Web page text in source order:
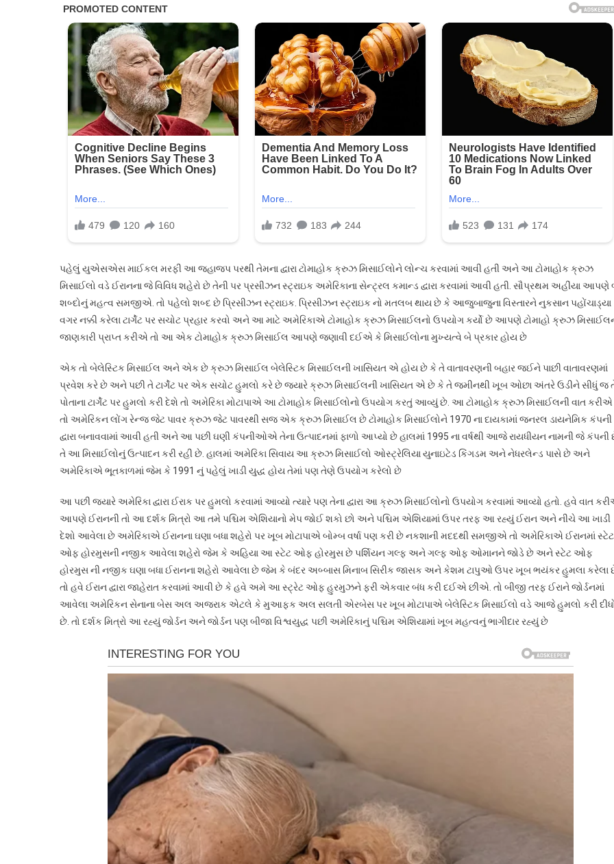
પહેલું યુએસએસ માઈકલ મરફી આ જહાજપ પરથી તેમના દ્વારા ટોમાહોક ક્રુઝ મિસાઈલોને લોન્ચ કરવામાં આવી હતી અને આ ટોમાહોક ક્રુઝ
મિસાઈલો વડે ઈરાનના જે વિવિધ શહેરો છે તેની પર પ્રસીઝન સ્ટ્રાઇક અમેરિકાના સેન્ટ્રલ કમાન્ડ દ્વારા કરવામાં આવી હતી. સૌપ્રથમ અહીંયા આપણે
શબ્દોનું મહત્વ સમજીએ. તો પહેલો શબ્દ છે પ્રિસીઝન સ્ટ્રાઇક. પ્રિસીઝન સ્ટ્રાઇક નો મતલબ થાય છે કે આજુબાજુના વિસ્તારને નુકસાન પહોંચાડ્યા
વગર નક્કી કરેલા ટાર્ગેટ પર સચોટ પ્રહાર કરવો અને આ માટે અમેરિકાએ ટોમાહોક ક્રુઝ મિસાઈલનો ઉપયોગ કર્યો છે આપણે ટોમાહો ક્રુઝ
જાણકારી પ્રાપ્ત કરીએ તો આ એક ટોમાહોક ક્રુઝ મિસાઈલ આપણે જણાવી દઈએ કે મિસાઈલોના મુખ્યત્વે બે પ્રકાર હોય છે
એક તો બેલેસ્ટિક મિસાઈલ અને એક છે ક્રુઝ મિસાઈલ બેલેસ્ટિક મિસાઈલની ખાસિયત એ હોય છે કે તે વાતાવરણની બહાર જઈને પાછી વાતાવરણમાં
પ્રવેશ કરે છે અને પછી તે ટાર્ગેટ પર એક સચોટ હુમલો કરે છે જ્યારે ક્રુઝ મિસાઈલની ખાસિયત એ છે કે તે જમીનથી ખૂબ ઓછા અંતરે ઉડીને સીધું જ
પોતાના ટાર્ગેટ પર હુમલો કરી દેશે તો અમેરિકા મોટાપાએ આ ટોમાહોક મિસાઈલોનો ઉપયોગ કરતું આવ્યું છે. આ ટોમાહોક ક્રુઝ મિસાઈલની વાત કરીએ
તો અમેરિકન લોંગ રેન્જ જેટ પાવર ક્રુઝ જેટ પાવરથી સજ એક ક્રુઝ મિસાઈલ છે ટોમાહોક મિસાઈલોને 1970 ના દાયકામાં જનરલ ડાયનેમિક કંપની
દ્વારા બનાવવામાં આવી હતી અને આ પછી ઘણી કંપનીઓએ તેના ઉત્પાદનમાં ફાળો આપ્યો છે હાલમાં 1995 ના વર્ષથી આજે રાયધીયન નામની જે કંપની
તે આ મિસાઈલોનું ઉત્પાદન કરી રહી છે. હાલમાં અમેરિકા સિવાય આ ક્રુઝ મિસાઈલો ઓસ્ટ્રેલિયા યુનાઇટેડ કિંગડમ અને નેધરલેન્ડ પાસે છે અને
અમેરિકાએ ભૂતકાળમાં જેમ કે 1991 નું પહેલું ખાડી યુદ્ધ હોય તેમાં પણ તેણે ઉપયોગ કરેલો છે
આ પછી જ્યારે અમેરિકા દ્વારા ઈરાક પર હુમલો કરવામાં આવ્યો ત્યારે પણ તેના દ્વારા આ ક્રુઝ મિસાઈલોનો ઉપયોગ કરવામાં આવ્યો હતો. હવે વાત
આપણે ઈરાનની તો આ દર્શક મિત્રો આ તમે પશ્ચિમ એશિયાનો મેપ જોઈ શકો છો અને પશ્ચિમ એશિયામાં ઉપર તરફ આ રહ્યું ઈરાન અને નીચે આ ખાડી
દેશો આવેલા છે અમેરિકાએ ઈરાનના ઘણા બધા શહેરો પર ખૂબ મોટાપાએ બોમ્બ વર્ષા પણ કરી છે નકશાની મદદથી સમજીએ તો અમેરિકાએ ઈરાનમાં સ્ટેટ
ઓફ હોરમુસની નજીક આવેલા શહેરો જેમ કે અહિયા આ સ્ટેટ ઓફ હોરમુસ છે પર્શિયન ગલ્ફ અને ગલ્ફ ઓફ ઓમાનને જોડે છે અને સ્ટેટ ઓફ
હોરમુસ ની નજીક ઘણા બધા ઈરાનના શહેરો આવેલા છે જેમ કે બંદર અબ્બાસ મિનાબ સિરીક જાસક અને કેશમ ટાપુઓ ઉપર ખૂબ ભયંકર હુમલા કરેલા
તો હવે ઈરાન દ્વારા જાહેરાત કરવામાં આવી છે કે હવે અમે આ સ્ટ્રેટ ઓફ હુરમુઝને ફરી એકવાર બંધ કરી દઈએ છીએ. તો બીજી તરફ ઈરાને જોર્ડનમાં
આવેલા અમેરિકન સેનાના બેસ અલ અજરાક એટલે કે મુઆફક અલ સલતી એરબેસ પર ખૂબ મોટાપાએ બેલેસ્ટિક મિસાઈલો વડે આજે હુમલો કરી
છે. તો દર્શક મિત્રો આ રહ્યું જોર્ડન અને જોર્ડન પણ બીજા વિશ્વયુદ્ધ પછી અમેરિકાનું પશ્ચિમ એશિયામાં ખૂબ મહત્વનું ભાગીદાર રહ્યું છે